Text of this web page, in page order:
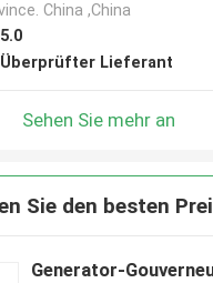
China ,China
5.0
Überprüfter Lieferant
Sehen Sie mehr an
Sie den besten
Generator-